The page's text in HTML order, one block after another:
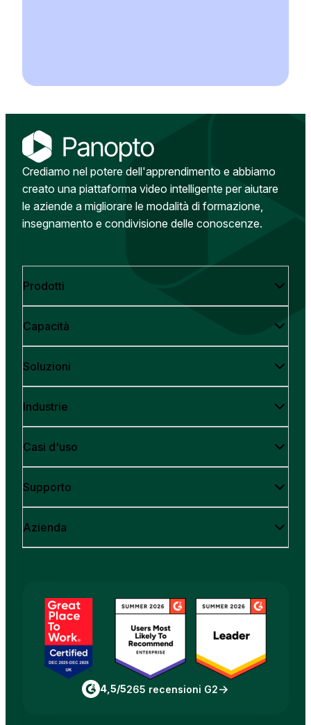
Crediamo nel potere dell'apprendimento e abbiamo
creato una piattaforma video intelligente per aiutare
le aziende a migliorare le modalità di formazione,
insegnamento e condivisione delle conoscenze.
Prodotti
Capacità
Soluzioni
Industrie
Casi d'uso
Supporto
Azienda
4,5/5265 recensioni G2